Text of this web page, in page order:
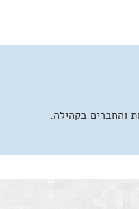
והחברים בקהילה.